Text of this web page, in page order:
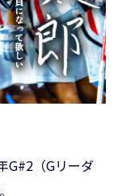
G#2（Gリーダ